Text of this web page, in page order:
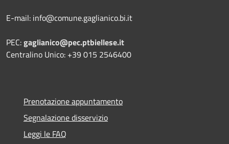
E-mail: info@comune.gaglianico.bi.it
PEC:gaglianico@pec.ptbiellese.it
Centralino Unico: +39 015 2546400
Prenotazione appuntamento
Segnalazione disservizio
Leggi le FAQ